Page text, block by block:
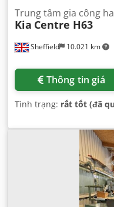
Sheffield 10.021 km
Trung tâm gia công
Kia Centre H63
Thông tin giá
Tình trạng: rất tốt (đã